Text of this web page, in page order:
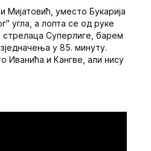
уместо Букарија
угла, а лопта се од руке
стрелаца Суперлиге, барем
у 85. минуту.
Иванића и Кангве, али нису